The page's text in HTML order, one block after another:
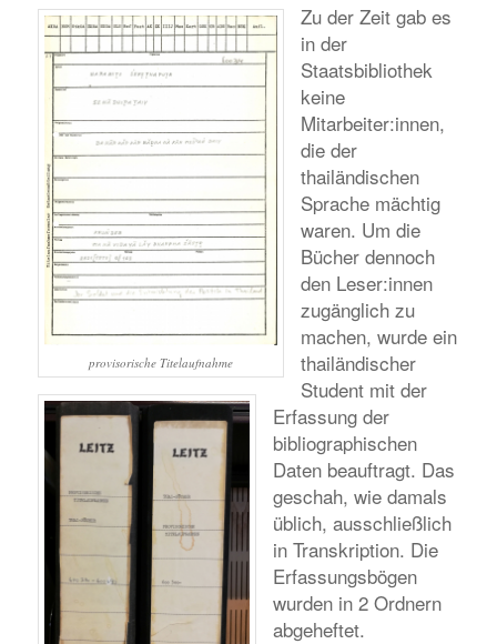
provisorische Titelaufnahme
Zu der Zeit gab es
in der
Staatsbibliothek
keine
Mitarbeiter:innen,
die der
thailändischen
Sprache mächtig
waren. Um die
Bücher dennoch
den Leser:innen
zugänglich zu
machen, wurde ein
thailändischer
Student mit der
Erfassung der
bibliographischen
Daten beauftragt. Das
geschah, wie damals
üblich, ausschließlich
in Transkription. Die
Erfassungsbögen
wurden in 2 Ordnern
abgeheftet.